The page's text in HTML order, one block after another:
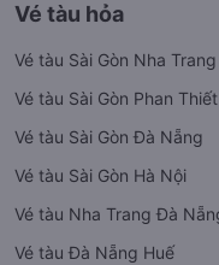
Vé tàu hỏa
Vé tàu Sài Gòn Nha Trang
Vé tàu Sài Gòn Phan Thiết
Vé tàu Sài Gòn Đà Nẵng
Vé tàu Sài Gòn Hà Nội
Vé tàu Nha Trang Đà
Vé tàu Đà Nẵng Huế